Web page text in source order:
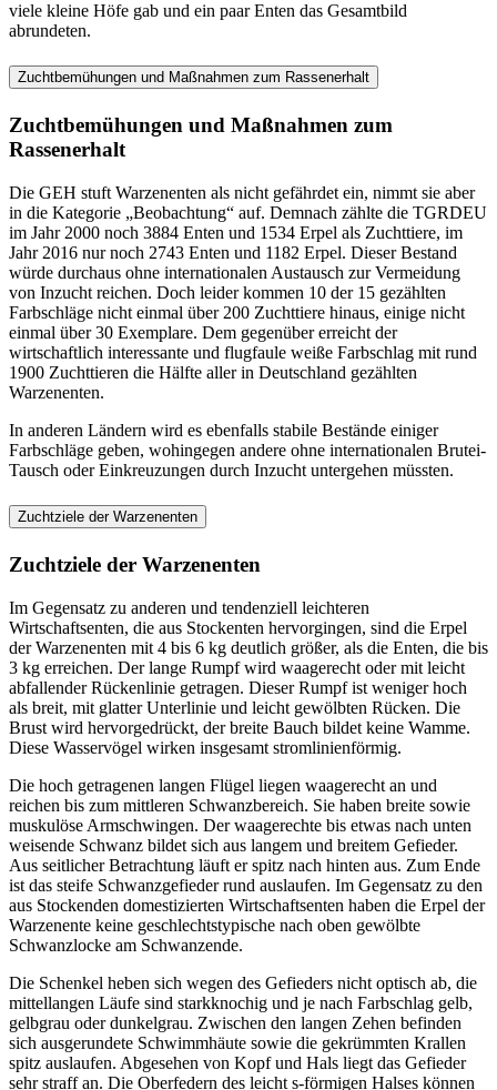
viele kleine Höfe gab und ein paar Enten das Gesamtbild
abrundeten.
Zuchtbemühungen und Maßnahmen zum Rassenerhalt
Zuchtbemühungen und Maßnahmen zum
Rassenerhalt
Die GEH stuft Warzenenten als nicht gefährdet ein, nimmt sie aber
in die Kategorie „Beobachtung“ auf. Demnach zählte die TGRDEU
im Jahr 2000 noch 3884 Enten und 1534 Erpel als Zuchttiere, im
Jahr 2016 nur noch 2743 Enten und 1182 Erpel. Dieser Bestand
würde durchaus ohne internationalen Austausch zur Vermeidung
von Inzucht reichen. Doch leider kommen 10 der 15 gezählten
Farbschläge nicht einmal über 200 Zuchttiere hinaus, einige nicht
einmal über 30 Exemplare. Dem gegenüber erreicht der
wirtschaftlich interessante und flugfaule weiße Farbschlag mit rund
1900 Zuchttieren die Hälfte aller in Deutschland gezählten
Warzenenten.
In anderen Ländern wird es ebenfalls stabile Bestände einiger
Farbschläge geben, wohingegen andere ohne internationalen Brutei-
Tausch oder Einkreuzungen durch Inzucht untergehen müssten.
Zuchtziele der Warzenenten
Zuchtziele der Warzenenten
Im Gegensatz zu anderen und tendenziell leichteren
Wirtschaftsenten, die aus Stockenten hervorgingen, sind die Erpel
der Warzenenten mit 4 bis 6 kg deutlich größer, als die Enten, die bis
3 kg erreichen. Der lange Rumpf wird waagerecht oder mit leicht
abfallender Rückenlinie getragen. Dieser Rumpf ist weniger hoch
als breit, mit glatter Unterlinie und leicht gewölbten Rücken. Die
Brust wird hervorgedrückt, der breite Bauch bildet keine Wamme.
Diese Wasservögel wirken insgesamt stromlinienförmig.
Die hoch getragenen langen Flügel liegen waagerecht an und
reichen bis zum mittleren Schwanzbereich. Sie haben breite sowie
muskulöse Armschwingen. Der waagerechte bis etwas nach unten
weisende Schwanz bildet sich aus langem und breitem Gefieder.
Aus seitlicher Betrachtung läuft er spitz nach hinten aus. Zum Ende
ist das steife Schwanzgefieder rund auslaufen. Im Gegensatz zu den
aus Stockenden domestizierten Wirtschaftsenten haben die Erpel der
Warzenente keine geschlechtstypische nach oben gewölbte
Schwanzlocke am Schwanzende.
Die Schenkel heben sich wegen des Gefieders nicht optisch ab, die
mittellangen Läufe sind starkknochig und je nach Farbschlag gelb,
gelbgrau oder dunkelgrau. Zwischen den langen Zehen befinden
sich ausgerundete Schwimmhäute sowie die gekrümmten Krallen
spitz auslaufen. Abgesehen von Kopf und Hals liegt das Gefieder
sehr straff an. Die Oberfedern des leicht s-förmigen Halses können